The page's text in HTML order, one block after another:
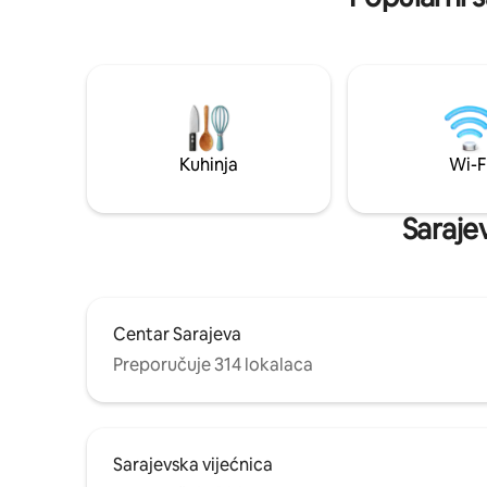
kavu i
vina u
čekamo
Kuhinja Wi-
Centar Sarajeva
Preporučuje 314 lokalaca
Sarajevska vijećnica